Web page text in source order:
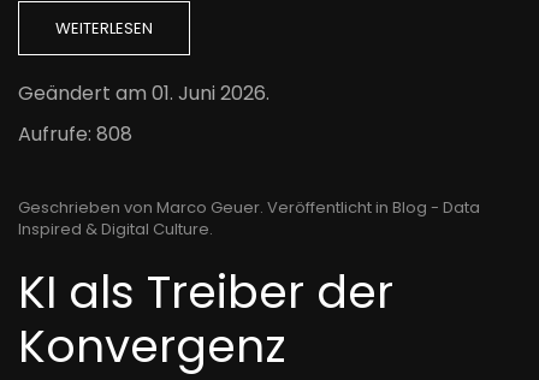
WEITERLESEN
Geändert am 01. Juni 2026.
Aufrufe: 808
Geschrieben von Marco Geuer. Veröffentlicht in Blog - Data
Inspired & Digital Culture.
KI als Treiber der
Konvergenz